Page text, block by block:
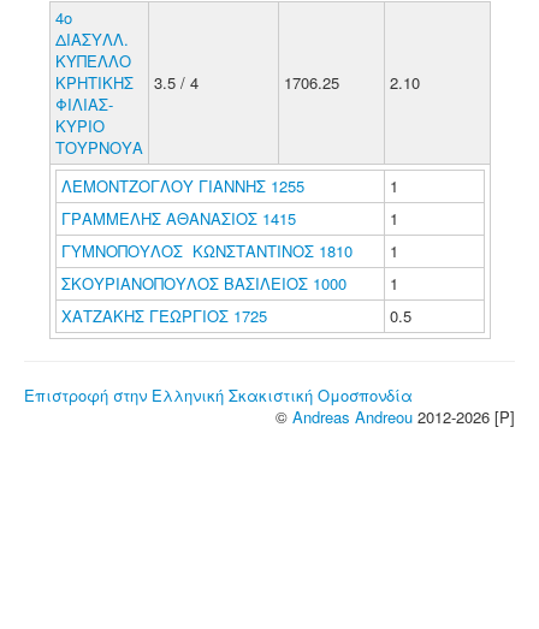
4ο
ΔΙΑΣΥΛΛ.
ΚΥΠΕΛΛΟ
ΚΡΗΤΙΚΗΣ
ΦΙΛΙΑΣ-
ΚΥΡΙΟ
ΤΟΥΡΝΟΥΑ
3.5 / 4 1706.25 2.10
ΛΕΜΟΝΤΖΟΓΛΟΥ ΓΙΑΝΝΗΣ 1255
1
ΓΡΑΜΜΕΛΗΣ ΑΘΑΝΑΣΙΟΣ 1415
1
ΓΥΜΝΟΠΟΥΛΟΣ ΚΩΝΣΤΑΝΤΙΝΟΣ 1810
1
ΣΚΟΥΡΙΑΝΟΠΟΥΛΟΣ ΒΑΣΙΛΕΙΟΣ 1000
1
ΧΑΤΖΑΚΗΣ ΓΕΩΡΓΙΟΣ 1725
0.5
Επιστροφή στην Ελληνική Σκακιστική Ομοσπονδία
© Andreas Andreou 2012-2026 [P]